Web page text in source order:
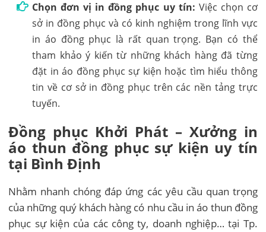
Chọn đơn vị in đồng phục uy tín: Việc chọn cơ
sở in đồng phục và có kinh nghiệm trong lĩnh vực
in áo đồng phục là rất quan trọng. Bạn có thể
tham khảo ý kiến từ những khách hàng đã từng
đặt in áo đồng phục sự kiện hoặc tìm hiểu thông
tin về cơ sở in đồng phục trên các nền tảng trực
tuyến.
Đồng phục Khởi Phát – Xưởng in
áo thun đồng phục sự kiện uy tín
tại Bình Định
Nhằm nhanh chóng đáp ứng các yêu cầu quan trọng
của những quý khách hàng có nhu cầu in áo thun đồng
phục sự kiện của các công ty, doanh nghiệp… tại Tp.